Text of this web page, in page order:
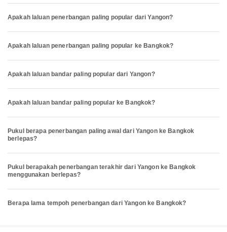
Apakah laluan penerbangan paling popular dari Yangon?
Apakah laluan penerbangan paling popular ke Bangkok?
Apakah laluan bandar paling popular dari Yangon?
Apakah laluan bandar paling popular ke Bangkok?
Pukul berapa penerbangan paling awal dari Yangon ke Bangkok
berlepas?
Pukul berapakah penerbangan terakhir dari Yangon ke Bangkok
menggunakan berlepas?
Berapa lama tempoh penerbangan dari Yangon ke Bangkok?